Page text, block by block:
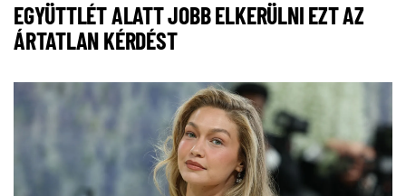
EGYÜTTLÉT ALATT JOBB ELKERÜLNI EZT AZ
ÁRTATLAN KÉRDÉST